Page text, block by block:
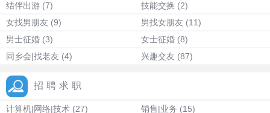
结伴出游 (7) 技能交换 (2)
女找男朋友 (9) 男找女朋友 (11)
男士征婚 (3) 女士征婚 (8)
同乡会|找老友 (4) 兴趣交友 (87)
招聘求职
计算机|网络|技术 (27) 销售|业务 (15)